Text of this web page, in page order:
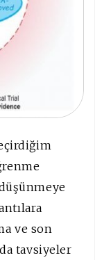
ve son
tavsiyeler